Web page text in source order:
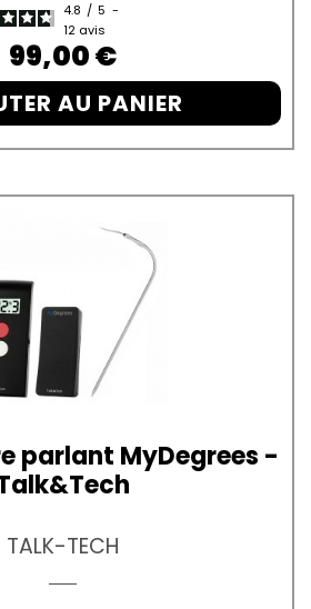
4.8 / 5 -
12 avis
Prix
99,00 €
AU PANIER
parlant MyDegrees -
TALK-TECH